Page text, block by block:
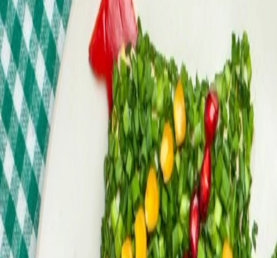
Evento
Bolsa de trabajo
Resultado de búsqueda:veganos
Diseño e innovación
Productos veganos y libres de gluten: innovaciones para una Navidad saludable y